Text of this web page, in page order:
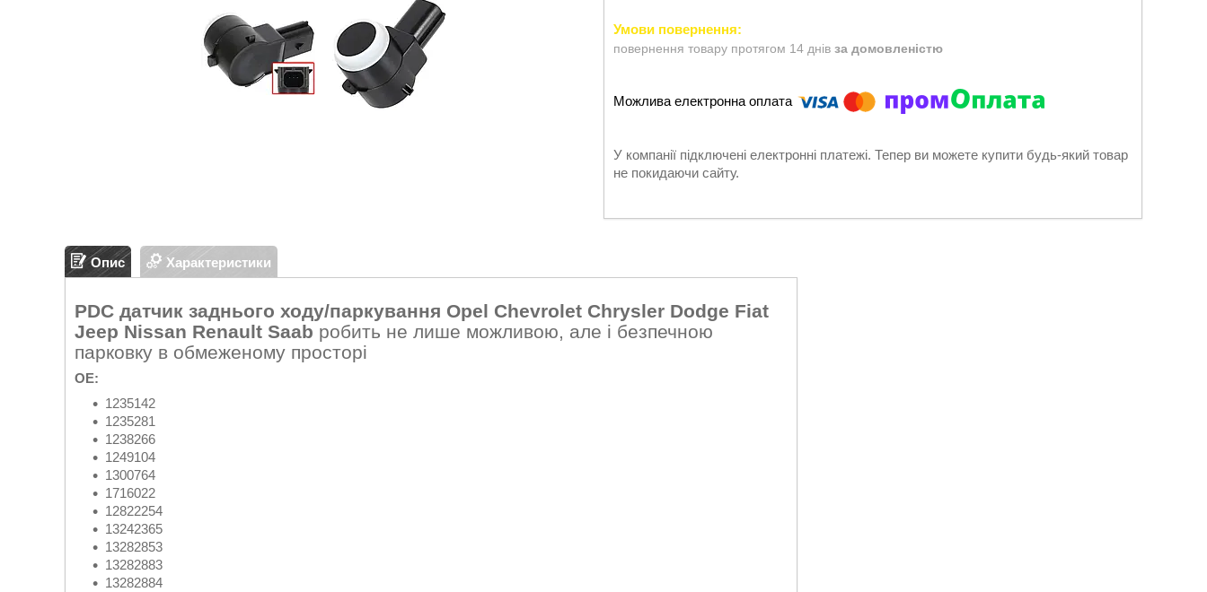
повернення товару протягом 14 днів за домовленістю
У компанії підключені електронні платежі. Тепер ви можете купити будь-який товар
не покидаючи сайту.
Опис Характеристики
PDC датчик заднього ходу/паркування Opel Chevrolet Chrysler Dodge Fiat
Jeep Nissan Renault Saab робить не лише можливою, але і безпечною
парковку в обмеженому просторі
OE:
1235142
1235281
1238266
1249104
1300764
1716022
12822254
13242365
13282853
13282883
13282884